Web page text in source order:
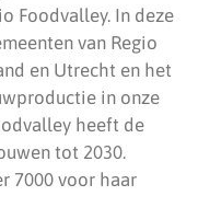
Foodvalley. In deze
van Regio
en Utrecht en het
in onze
heeft de
tot 2030.
7000 voor haar